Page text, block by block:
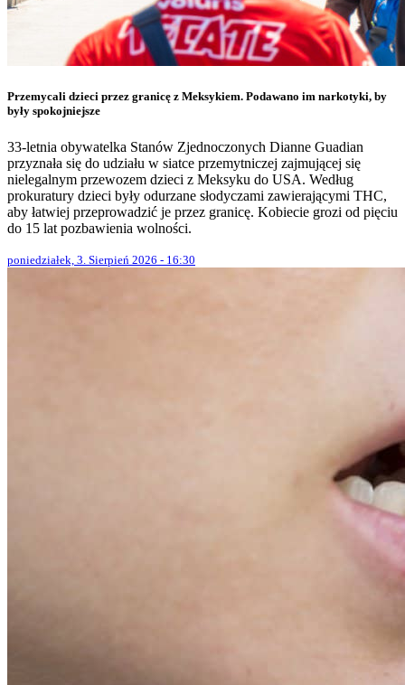
Przemycali dzieci przez granicę z Meksykiem. Podawano im narkotyki, by
były spokojniejsze
33-letnia obywatelka Stanów Zjednoczonych Dianne Guadian
przyznała się do udziału w siatce przemytniczej zajmującej się
nielegalnym przewozem dzieci z Meksyku do USA. Według
prokuratury dzieci były odurzane słodyczami zawierającymi THC,
aby łatwiej przeprowadzić je przez granicę. Kobiecie grozi od pięciu
do 15 lat pozbawienia wolności.
poniedziałek, 3. Sierpień 2026 - 16:30